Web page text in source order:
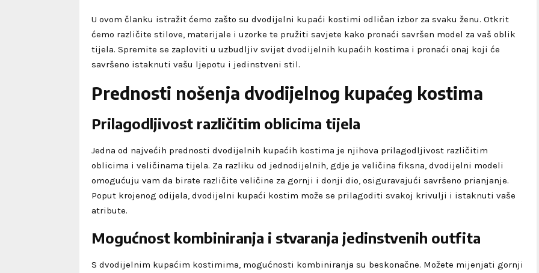
U ovom članku istražit ćemo zašto su dvodijelni kupaći kostimi odličan izbor za svaku ženu. Otkrit
ćemo različite stilove, materijale i uzorke te pružiti savjete kako pronaći savršen model za vaš oblik
tijela. Spremite se zaploviti u uzbudljiv svijet dvodijelnih kupaćih kostima i pronaći onaj koji će
savršeno istaknuti vašu ljepotu i jedinstveni stil.
Prednosti nošenja dvodijelnog kupaćeg kostima
Prilagodljivost različitim oblicima tijela
Jedna od najvećih prednosti dvodijelnih kupaćih kostima je njihova prilagodljivost različitim
oblicima i veličinama tijela. Za razliku od jednodijelnih, gdje je veličina fiksna, dvodijelni modeli
omogućuju vam da birate različite veličine za gornji i donji dio, osiguravajući savršeno prianjanje.
Poput krojenog odijela, dvodijelni kupaći kostim može se prilagoditi svakoj krivulji i istaknuti vaše
atribute.
Mogućnost kombiniranja i stvaranja jedinstvenih outfita
S dvodijelnim kupaćim kostimima, mogućnosti kombiniranja su beskonačne. Možete mijenjati gornji